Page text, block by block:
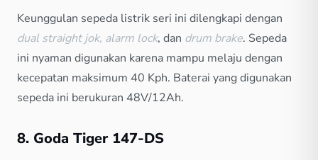
Keunggulan sepeda listrik seri ini dilengkapi dengan
dual straight jok, alarm lock, dan drum brake. Sepeda
ini nyaman digunakan karena mampu melaju dengan
kecepatan maksimum 40 Kph. Baterai yang digunakan
sepeda ini berukuran 48V/12Ah.
8. Goda Tiger 147-DS